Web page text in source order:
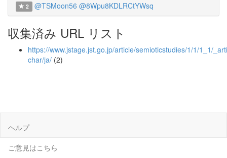
2 @TSMoon56 @8Wpu8KDLRCtYWsq
収集済み URL リスト
https://www.jstage.jst.go.jp/article/semioticstudies/1/1/1_1/
char/ja/ (2)
ヘルプ
ご意見はこちら